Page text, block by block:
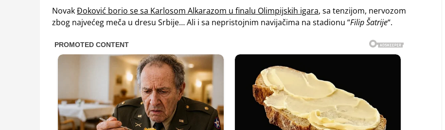
NovakĐoković borio se sa Karlosom Alkarazom u finalu Olimpijskih igara, sa tenzijom, nervozom
zbog najvećeg meča u dresu Srbije… Ali i sa nepristojnim navijačima na stadionu “Filip Šatrije“.